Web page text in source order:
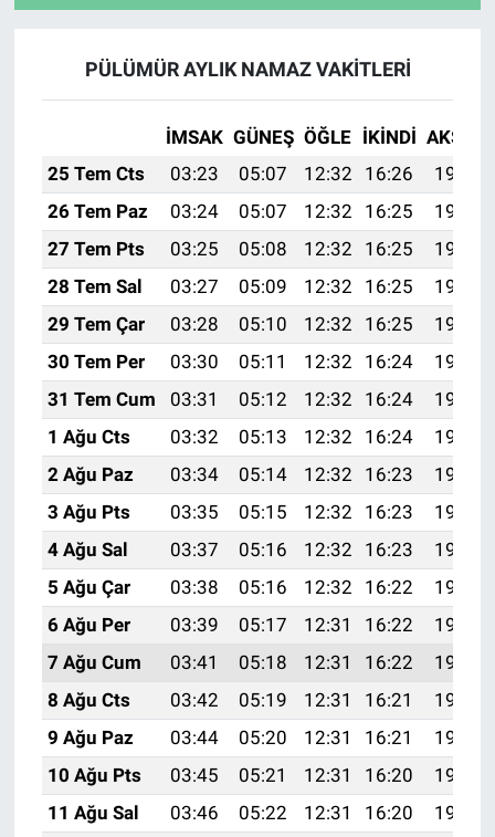
PÜLÜMÜR AYLIK NAMAZ VAKITLERI
İMSAK GÜNEŞ ÖĞLE İKINDI AKŞAM
25 Tem Cts
03:23 05:07 12:32 16:26
19:47
26 Tem Paz
03:24 05:07 12:32 16:25
19:47
27 Tem Pts
03:25 05:08 12:32 16:25
19:46
28 Tem Sal
03:27 05:09 12:32 16:25
19:45
29 Tem Çar
03:28 05:10 12:32 16:25
19:44
30 Tem Per
03:30 05:11 12:32 16:24
19:43
31 Tem Cum
03:31 05:12 12:32 16:24
19:42
1 Ağu Cts
03:32 05:13 12:32 16:24
19:41
2 Ağu Paz
03:34 05:14 12:32 16:23
19:40
3 Ağu Pts
03:35 05:15 12:32 16:23
19:39
4 Ağu Sal
03:37 05:16 12:32 16:23
19:38
5 Ağu Çar
03:38 05:16 12:32 16:22
19:37
6 Ağu Per
03:39 05:17 12:31 16:22
19:35
7 Ağu Cum
03:41 05:18 12:31 16:22
19:34
8 Ağu Cts
03:42 05:19 12:31 16:21
19:33
9 Ağu Paz
03:44 05:20 12:31 16:21
19:32
10 Ağu Pts
03:45 05:21 12:31 16:20
19:31
11 Ağu Sal
03:46 05:22 12:31 16:20
19:30